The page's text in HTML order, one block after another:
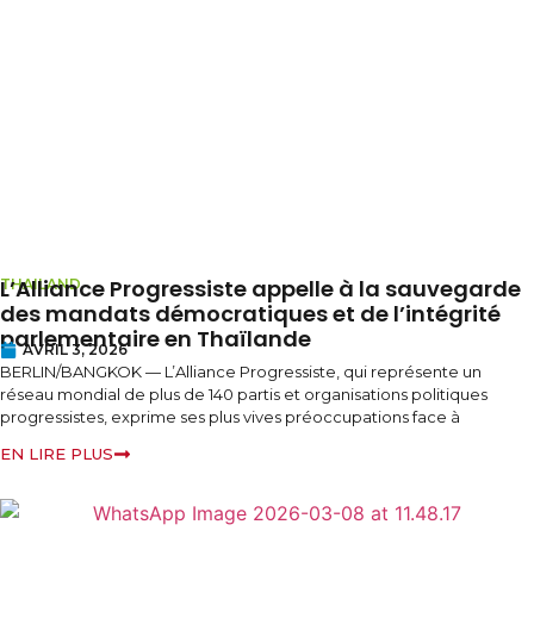
THAILAND
L’Alliance Progressiste appelle à la sauvegarde
des mandats démocratiques et de l’intégrité
parlementaire en Thaïlande
AVRIL 3, 2026
BERLIN/BANGKOK — L’Alliance Progressiste, qui représente un
réseau mondial de plus de 140 partis et organisations politiques
progressistes, exprime ses plus vives préoccupations face à
EN LIRE PLUS